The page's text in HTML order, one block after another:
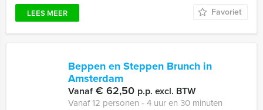
LEES MEER Favoriet
Beppen en Steppen Brunch in
Amsterdam
Vanaf€ 62,50 p.p. excl. BTW
Vanaf 12 personen ‐ 4 uur en 30 minuten